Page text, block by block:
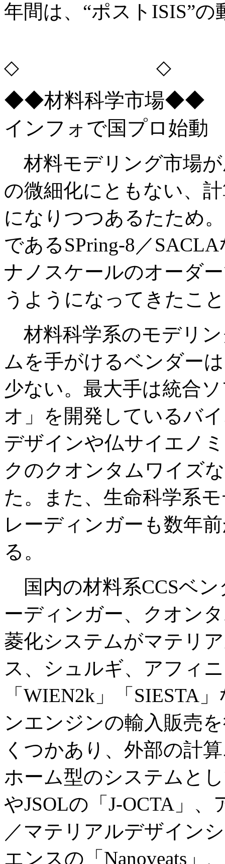
年間は、“ポストISIS”
◇ ◇
◆◆材料科学市場◆◆
インフォで国プロ始動
材料モデリング市場
の微細化にともない、
になりつつあるたため
であるSPring-8／
ナノスケールのオーダ
うようになってきたこ
材料科学系のモデリ
ムを手がけるベンダー
少ない。最大手は統合
オ」を開発しているバ
デザインや仏サイエノ
クのクオンタムワイズ
た。また、生命科学系
レーディンガーも数年
る。
国内の材料系CCSベ
ーディンガー、クオン
菱化システムがマテリ
ス、シュルギ、アフィ
「WIEN2k」「SIESTA
ンエンジンの輸入販売
くつかあり、外部の計
ホーム型のシステムと
やJSOLの「J-OCTA」
／マテリアルデザイン
エンスの「Nanoveats」